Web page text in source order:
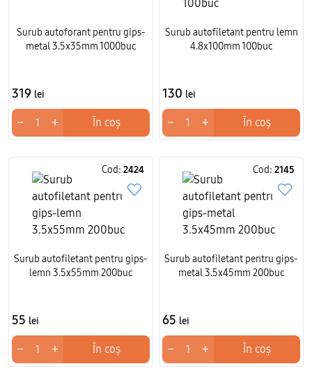
Surub autoforant pentru gips-
metal 3.5x35mm 1000buc
319 lei
− + În coș
Surub autofiletant pentru lemn
4.8x100mm 100buc
130 lei
− + În coș
Cod: 2424
Surub autofiletant pentru gips-
lemn 3.5x55mm 200buc
55 lei
− + În coș
Cod: 2145
Surub autofiletant pentru gips-
metal 3.5x45mm 200buc
65 lei
− + În coș